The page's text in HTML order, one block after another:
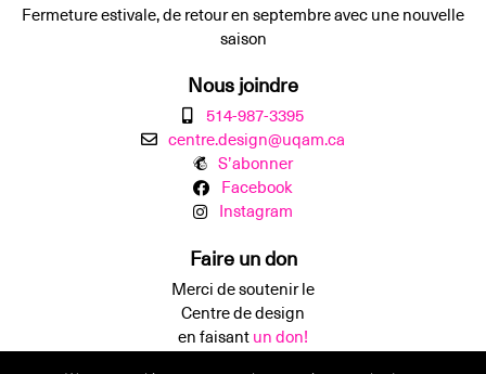
Fermeture estivale, de retour en septembre avec une nouvelle
saison
Nous joindre
514-987-3395
centre.design@uqam.ca
S’abonner
Facebook
Instagram
Faire un don
Merci de soutenir le
Centre de design
en faisant un don!